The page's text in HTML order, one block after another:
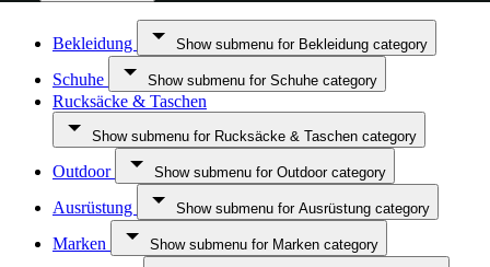
Bekleidung Show submenu for Bekleidung category
Schuhe Show submenu for Schuhe category
Rucksäcke & Taschen
Show submenu for Rucksäcke & Taschen category
Outdoor Show submenu for Outdoor category
Ausrüstung Show submenu for Ausrüstung category
Marken Show submenu for Marken category